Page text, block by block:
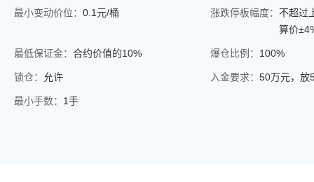
最小变动价位： 0.1元/桶 涨跌停板幅度： 不超过
算价
最低保证金： 合约价值的10% 爆仓比例： 100%
锁仓： 允许 入金要求： 50万元，放
最小手数： 1手